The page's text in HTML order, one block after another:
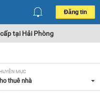
Đăng tin
tại Hải Phòng
MỤC
thuê nhà